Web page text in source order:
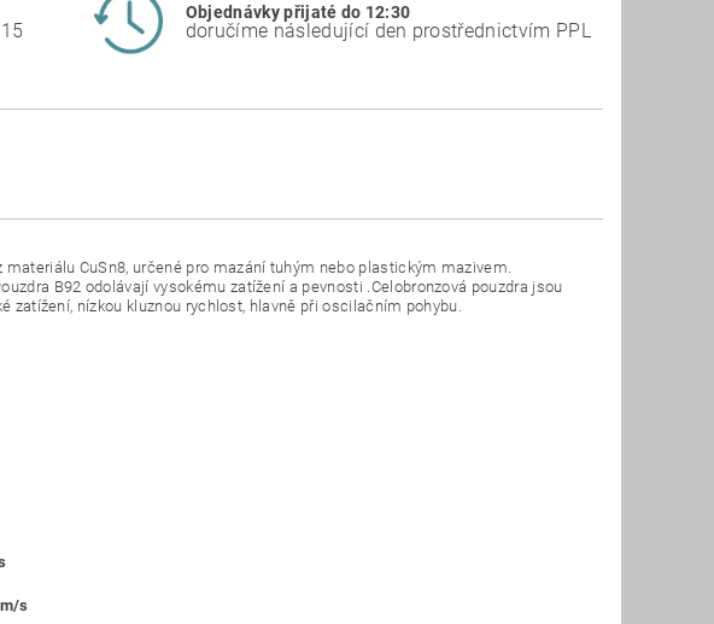
Objednávky přijaté do 12:30
doručíme následující den prostřednictvím PPL
CuSn8, určené pro mazání tuhým nebo plastickým mazivem.
B92 odolávají vysokému zatížení a pevnosti .Celobronzová pouzdra jsou
zatížení, nízkou kluznou rychlost, hlavně při oscilačním pohybu.
s